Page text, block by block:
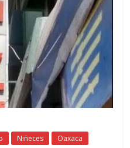
Niñeces Oaxaca